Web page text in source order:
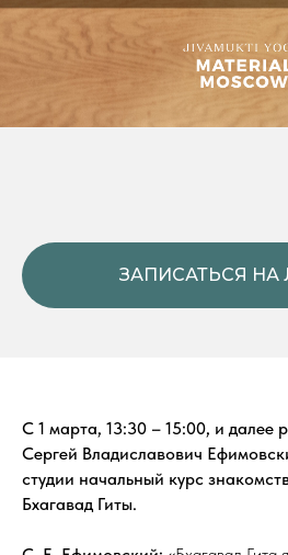
ЗАПИСАТЬСЯ
С 1 марта, 13:30 – 15:00, и далее
Сергей Владиславович
студии начальный курс
Бхагавад Гиты.